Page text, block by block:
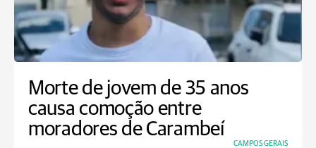
Morte de jovem de 35 anos
causa comoção entre
moradores de Carambeí
CAMPOS GERAIS